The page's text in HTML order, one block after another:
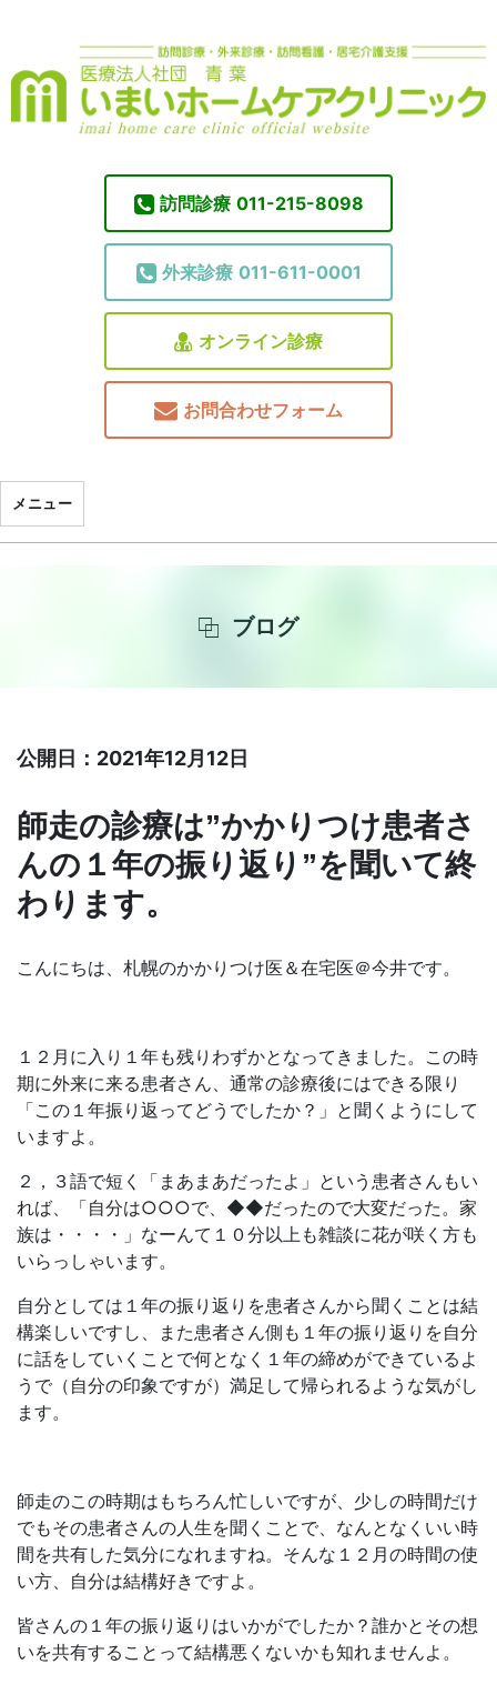
訪問診療 011-215-8098
外来診療 011-611-0001
オンライン診療
お問合わせフォーム
メニュー
ブログ
公開日：2021年12月12日
師走の診療は”かかりつけ患者さ
んの１年の振り返り”を聞いて終
わります。
こんにちは、札幌のかかりつけ医＆在宅医＠今井です。
１２月に入り１年も残りわずかとなってきました。この時
期に外来に来る患者さん、通常の診療後にはできる限り
「この１年振り返ってどうでしたか？」と聞くようにして
いますよ。
２，３語で短く「まあまあだったよ」という患者さんもい
れば、「自分は○○○で、◆◆だったので大変だった。家
族は・・・・」なーんて１０分以上も雑談に花が咲く方も
いらっしゃいます。
自分としては１年の振り返りを患者さんから聞くことは結
構楽しいですし、また患者さん側も１年の振り返りを自分
に話をしていくことで何となく１年の締めができているよ
うで（自分の印象ですが）満足して帰られるような気がし
ます。
師走のこの時期はもちろん忙しいですが、少しの時間だけ
でもその患者さんの人生を聞くことで、なんとなくいい時
間を共有した気分になれますね。そんな１２月の時間の使
い方、自分は結構好きですよ。
皆さんの１年の振り返りはいかがでしたか？誰かとその想
いを共有することって結構悪くないかも知れませんよ。